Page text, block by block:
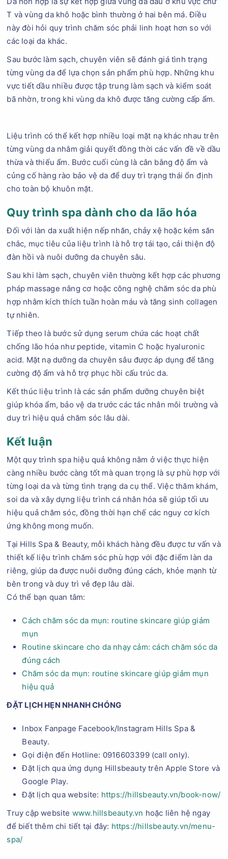
T và vùng da khô hoặc bình thường ở hai bên má. Điều
này đòi hỏi quy trình chăm sóc phải linh hoạt hơn so với
các loại da khác.
Sau bước làm sạch, chuyên viên sẽ đánh giá tình trạng
từng vùng da để lựa chọn sản phẩm phù hợp. Những khu
vực tiết dầu nhiều được tập trung làm sạch và kiểm soát
bã nhờn, trong khi vùng da khô được tăng cường cấp ẩm.
Liệu trình có thể kết hợp nhiều loại mặt nạ khác nhau trên
từng vùng da nhằm giải quyết đồng thời các vấn đề về dầu
thừa và thiếu ẩm. Bước cuối cùng là cân bằng độ ẩm và
củng cố hàng rào bảo vệ da để duy trì trạng thái ổn định
cho toàn bộ khuôn mặt.
Quy trình spa dành cho da lão hóa
Đối với làn da xuất hiện nếp nhăn, chảy xệ hoặc kém săn
chắc, mục tiêu của liệu trình là hỗ trợ tái tạo, cải thiện độ
đàn hồi và nuôi dưỡng da chuyên sâu.
Sau khi làm sạch, chuyên viên thường kết hợp các phương
pháp massage nâng cơ hoặc công nghệ chăm sóc da phù
hợp nhằm kích thích tuần hoàn máu và tăng sinh collagen
tự nhiên.
Tiếp theo là bước sử dụng serum chứa các hoạt chất
chống lão hóa như peptide, vitamin C hoặc hyaluronic
acid. Mặt nạ dưỡng da chuyên sâu được áp dụng để tăng
cường độ ẩm và hỗ trợ phục hồi cấu trúc da.
Kết thúc liệu trình là các sản phẩm dưỡng chuyên biệt
giúp khóa ẩm, bảo vệ da trước các tác nhân môi trường và
duy trì hiệu quả chăm sóc lâu dài.
Kết luận
Một quy trình spa hiệu quả không nằm ở việc thực hiện
càng nhiều bước càng tốt mà quan trọng là sự phù hợp với
từng loại da và từng tình trạng da cụ thể. Việc thăm khám,
soi da và xây dựng liệu trình cá nhân hóa sẽ giúp tối ưu
hiệu quả chăm sóc, đồng thời hạn chế các nguy cơ kích
ứng không mong muốn.
Tại Hills Spa & Beauty, mỗi khách hàng đều được tư vấn và
thiết kế liệu trình chăm sóc phù hợp với đặc điểm làn da
riêng, giúp da được nuôi dưỡng đúng cách, khỏe mạnh từ
bên trong và duy trì vẻ đẹp lâu dài.
Có thể bạn quan tâm:
Cách chăm sóc da mụn: routine skincare giúp giảm
mụn
Routine skincare cho da nhạy cảm: cách chăm sóc da
đúng cách
Chăm sóc da mụn: routine skincare giúp giảm mụn
hiệu quả
ĐẶT LỊCH HẸN NHANH CHÓNG
Inbox Fanpage Facebook/Instagram Hills Spa &
Beauty.
Gọi điện đến Hotline: 0916603399 (call only).
Đặt lịch qua ứng dụng Hillsbeauty trên Apple Store và
Google Play.
Đặt lịch qua website: https://hillsbeauty.vn/book-now/
Truy cập website www.hillsbeauty.vn hoặc liên hệ ngay
để biết thêm chi tiết tại đây: https://hillsbeauty.vn/menu-
spa/